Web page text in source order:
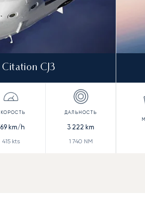
Citation CJ3
km/h
415kts
3 222 km
1 740 NM